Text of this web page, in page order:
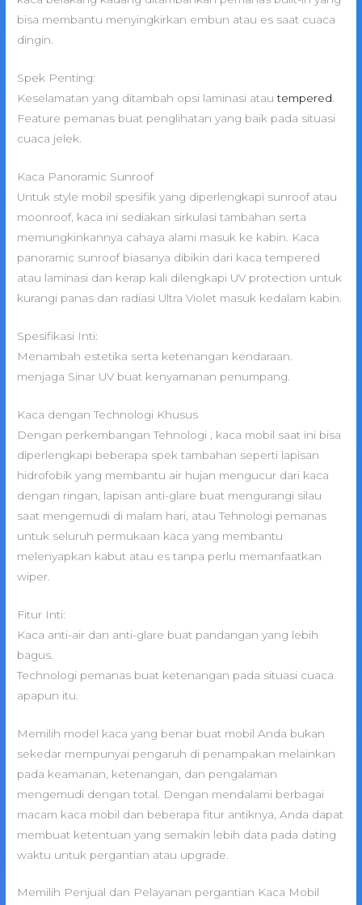
bisa membantu menyingkirkan embun atau es saat cuaca
dingin.
Spek Penting:
Keselamatan yang ditambah opsi laminasi atautempered
Feature pemanas buat penglihatan yang baik pada situasi
cuaca jelek.
Kaca Panoramic Sunroof
Untuk style mobil spesifik yang diperlengkapi sunroof atau
moonroof, kaca ini sediakan sirkulasi tambahan serta
memungkinkannya cahaya alami masuk ke kabin. Kaca
panoramic sunroof biasanya dibikin dari kaca tempered
atau laminasi dan kerap kali dilengkapi UV protection untuk
kurangi panas dan radiasi Ultra Violet masuk kedalam kabin.
Spesifikasi Inti:
Menambah estetika serta ketenangan kendaraan.
menjaga Sinar UV buat kenyamanan penumpang.
Kaca dengan Technologi Khusus
Dengan perkembangan Tehnologi , kaca mobil saat ini bisa
diperlengkapi beberapa spek tambahan seperti lapisan
hidrofobik yang membantu air hujan mengucur dari kaca
dengan ringan, lapisan anti-glare buat mengurangi silau
saat mengemudi di malam hari, atau Tehnologi pemanas
untuk seluruh permukaan kaca yang membantu
melenyapkan kabut atau es tanpa perlu memanfaatkan
wiper.
Fitur Inti:
Kaca anti-air dan anti-glare buat pandangan yang lebih
bagus.
Technologi pemanas buat ketenangan pada situasi cuaca
apapun itu.
Memilih model kaca yang benar buat mobil Anda bukan
sekedar mempunyai pengaruh di penampakan melainkan
pada keamanan, ketenangan, dan pengalaman
mengemudi dengan total. Dengan mendalami berbagai
macam kaca mobil dan beberapa fitur antiknya, Anda dapat
membuat ketentuan yang semakin lebih data pada dating
waktu untuk pergantian atau upgrade.
Memilih Penjual dan Pelayanan pergantian Kaca Mobil